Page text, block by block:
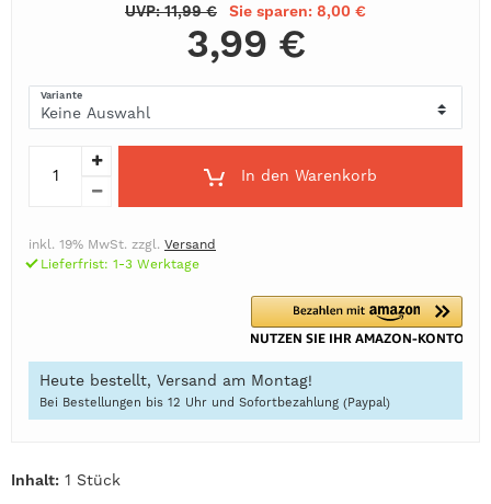
Inhalt: 1 Stück
UVP: 11,99 € Sie sparen: 8,00 €
3,99 €
Variante
In den Warenkorb
inkl. 19% MwSt. zzgl. Versand
Lieferfrist: 1-3 Werktage
Heute bestellt, Versand am Montag!
Bei Bestellungen bis 12 Uhr und Sofortbezahlung (Paypal)